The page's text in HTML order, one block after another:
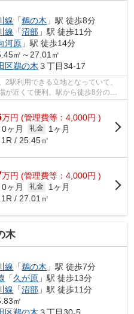
線 「鵜の木 」駅 徒歩8分
線 「沼部 」駅 徒歩11分
河原 」駅 徒歩14分
㎡～27.01㎡
区鵜の木 ３丁目34-17
駅利用できる立地となっていて、
が近くて便利。駅から徒歩8分のマ
万円 (管理費等：4,000円 )
0ヶ月 礼金
1ヶ月
/ 25.45㎡
万円 (管理費等：4,000円 )
0ヶ月 礼金
1ヶ月
/ 27.01㎡
木
線 「鵜の木 」駅 徒歩7分
「久が原 」駅 徒歩13分
線 「沼部 」駅 徒歩11分
㎡
区鵜の木 ３丁目30-5